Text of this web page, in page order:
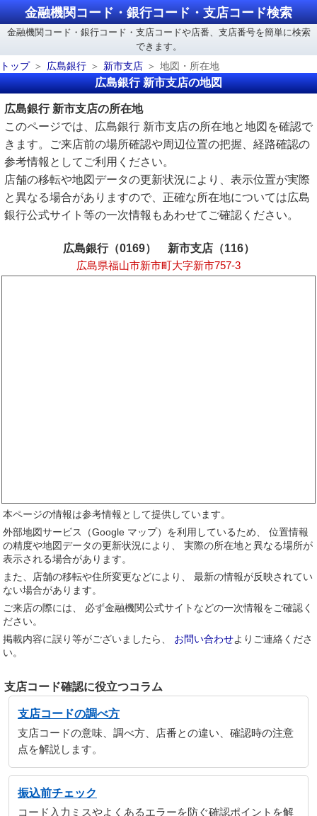
金融機関コード・銀行コード・支店コード検索
金融機関コード・銀行コード・支店コードや店番、支店番号を簡単に検索
できます。
トップ
広島銀行 新市支店 地図・所在地
広島銀行 新市支店の地図
広島銀行 新市支店の所在地
このページでは、広島銀行 新市支店の所在地と地図を確認で
きます。ご来店前の場所確認や周辺位置の把握、経路確認の
参考情報としてご利用ください。
店舗の移転や地図データの更新状況により、表示位置が実際
と異なる場合がありますので、正確な所在地については広島
銀行公式サイト等の一次情報もあわせてご確認ください。
広島銀行（0169） 新市支店（116）
広島県福山市新市町大字新市757-3
本ページの情報は参考情報として提供しています。
外部地図サービス（Google マップ）を利用しているため、 位置情報
の精度や地図データの更新状況により、 実際の所在地と異なる場所が
表示される場合があります。
また、店舗の移転や住所変更などにより、 最新の情報が反映されてい
ない場合があります。
ご来店の際には、 必ず金融機関公式サイトなどの一次情報をご確認く
ださい。
掲載内容に誤り等がございましたら、 お問い合わせよりご連絡くださ
い。
支店コード確認に役立つコラム
支店コードの調べ方
支店コードの意味、調べ方、店番との違い、確認時の注意
点を解説します。
振込前チェック
コード入力ミスやよくあるエラーを防ぐ確認ポイントを解